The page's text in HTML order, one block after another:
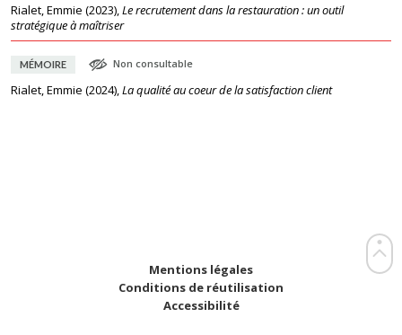
Rialet, Emmie (2023),Le recrutement dans la restauration : un outil
stratégique à maîtriser
MÉMOIRE Non consultable
Rialet, Emmie (2024),La qualité au coeur de la satisfaction client
Mentions légales
Conditions de réutilisation
Accessibilité